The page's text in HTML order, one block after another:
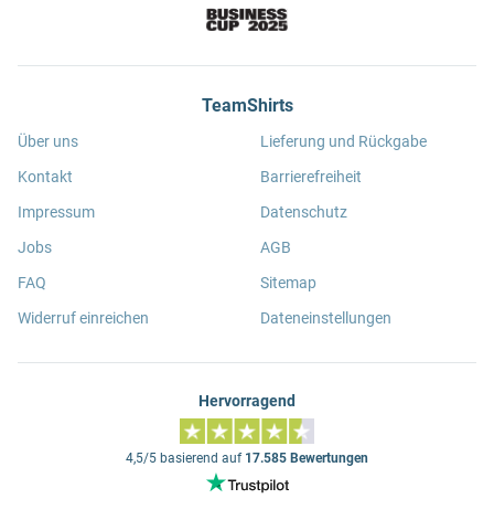
TeamShirts
Über uns
Kontakt
Impressum
Jobs
FAQ
Widerruf einreichen
Lieferung und Rückgabe
Barrierefreiheit
Datenschutz
AGB
Sitemap
Dateneinstellungen
Hervorragend
4,5/5 basierend auf 17.585 Bewertungen